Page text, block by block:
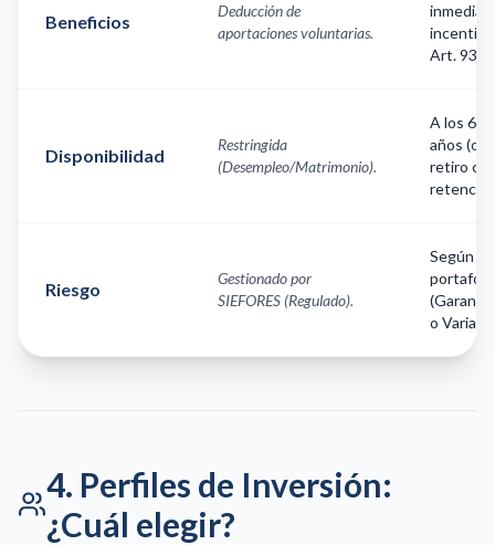
Beneficios
Deducción de
aportaciones voluntarias.
Art. 93.
Disponibilidad
Restringida
(Desempleo/Matrimonio).
A los 65
años (o
retiro
Riesgo
Gestionado por
SIEFORES (Regulado).
Según el
o
4. Perfiles de Inversión:
¿Cuál elegir?